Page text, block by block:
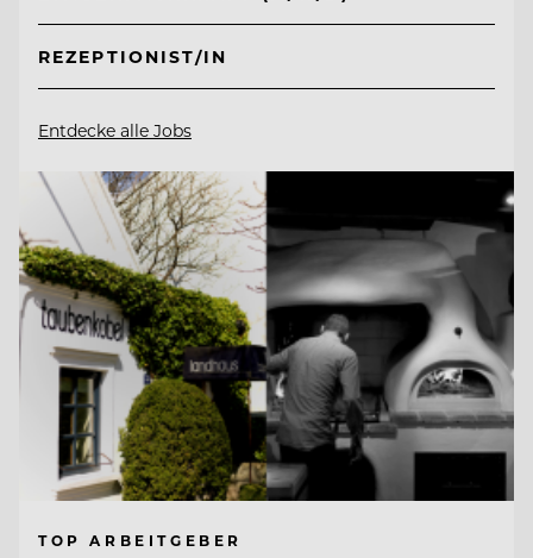
REZEPTIONIST/IN
Entdecke alle Jobs
TOP ARBEITGEBER